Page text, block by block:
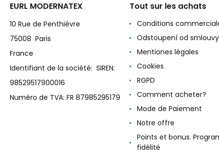
EURL MODERNATEX
10 Rue de Penthièvre
75008 Paris
France
Identifiant de la société: SIREN:
98529517900016
Numéro de TVA: FR 87985295179
Tout sur les achats
Conditions
Odstoupení od smlouvy
Mentiones légales
Cookies
RGPD
Comment acheter?
Mode de Paiement
Notre offre
Points et bonus.
fidélité